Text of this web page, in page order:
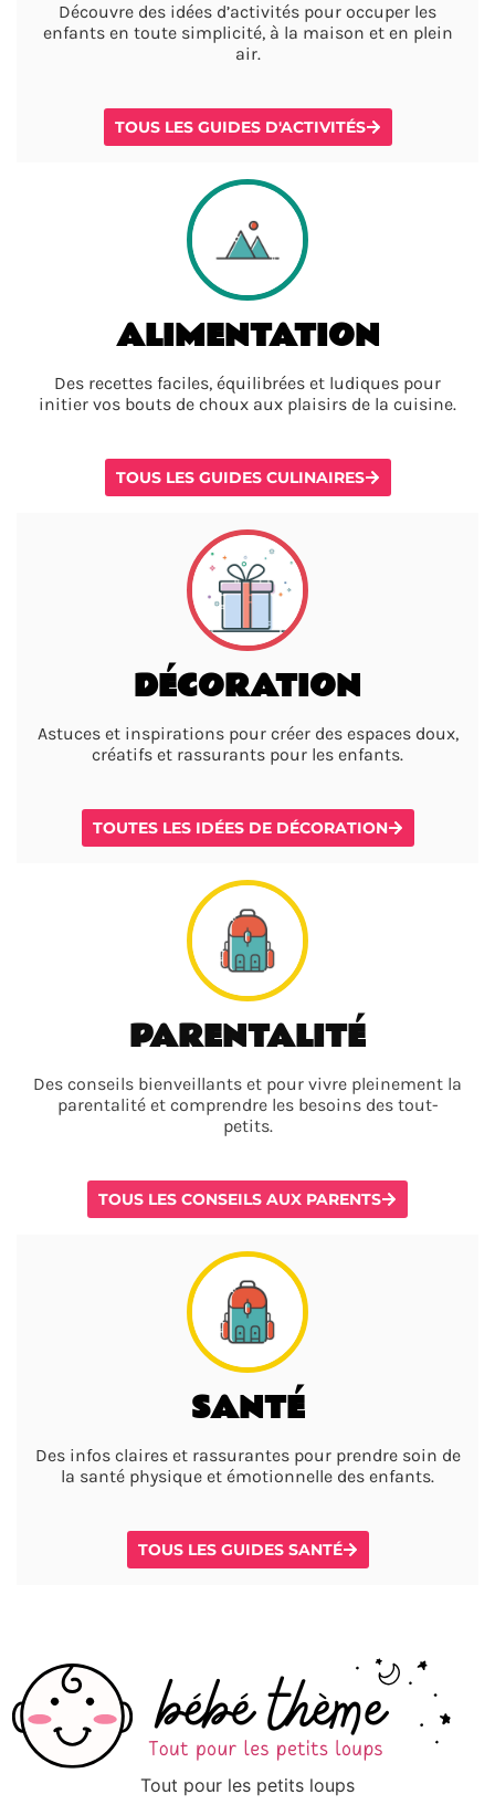
Découvre des idées d’activités pour occuper les
enfants en toute simplicité, à la maison et en plein
air.
TOUS LES GUIDES D'ACTIVITÉS
ALIMENTATION
Des recettes faciles, équilibrées et ludiques pour
initier vos bouts de choux aux plaisirs de la cuisine.
TOUS LES GUIDES CULINAIRES
DÉCORATION
Astuces et inspirations pour créer des espaces doux,
créatifs et rassurants pour les enfants.
TOUTES LES IDÉES DE DÉCORATION
PARENTALITÉ
Des conseils bienveillants et pour vivre pleinement la
parentalité et comprendre les besoins des tout-
petits.
TOUS LES CONSEILS AUX PARENTS
SANTÉ
Des infos claires et rassurantes pour prendre soin de
la santé physique et émotionnelle des enfants.
TOUS LES GUIDES SANTÉ
Tout pour les petits loups